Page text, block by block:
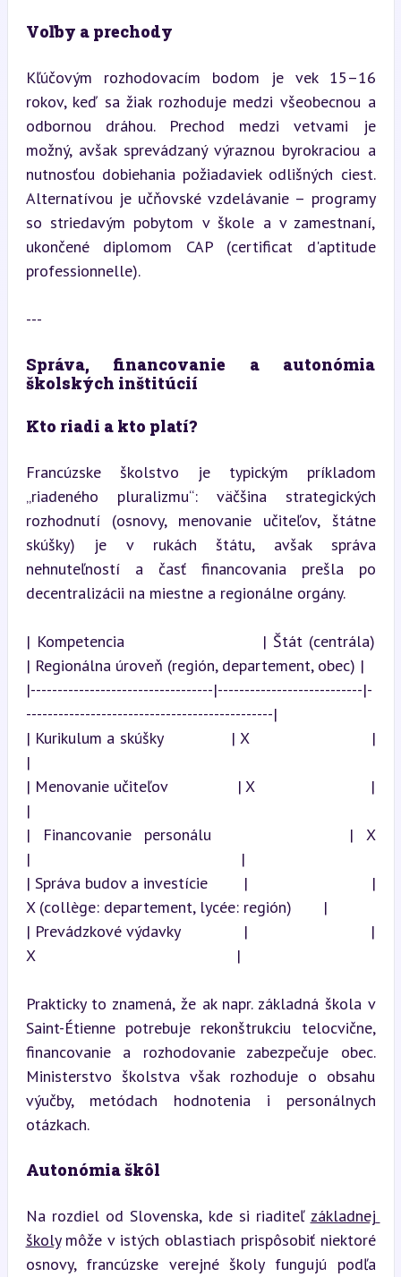
Voľby a prechody
Kľúčovým rozhodovacím bodom je vek 15–16
rokov, keď sa žiak rozhoduje medzi všeobecnou a
odbornou dráhou. Prechod medzi vetvami je
možný, avšak sprevádzaný výraznou byrokraciou a
nutnosťou dobiehania požiadaviek odlišných ciest.
Alternatívou je učňovské vzdelávanie – programy
so striedavým pobytom v škole a v zamestnaní,
ukončené diplomom CAP (certificat d'aptitude
professionnelle).
---
Správa, financovanie a autonómia
školských inštitúcií
Kto riadi a kto platí?
Francúzske školstvo je typickým príkladom
„riadeného pluralizmu“: väčšina strategických
rozhodnutí (osnovy, menovanie učiteľov, štátne
skúšky) je v rukách štátu, avšak správa
nehnuteľností a časť financovania prešla po
decentralizácii na miestne a regionálne orgány.
| Kompetencia                     | Štát (centrála)
| Regionálna úroveň (región, departement, obec) |
|----------------------------------|---------------------------|-
----------------------------------------------|
| Kurikulum a skúšky              | X                         |
|
| Menovanie učiteľov               | X                         |
|
| Financovanie personálu           | X
|                                               |
| Správa budov a investície        |                           |
X (collège: departement, lycée: región)       |
| Prevádzkové výdavky              |                           |
X                                             |
Prakticky to znamená, že ak napr. základná škola v
Saint-Étienne potrebuje rekonštrukciu telocvične,
financovanie a rozhodovanie zabezpečuje obec.
Ministerstvo školstva však rozhoduje o obsahu
výučby, metódach hodnotenia i personálnych
otázkach.
Autonómia škôl
Na rozdiel od Slovenska, kde si riaditeľ základnej
školy môže v istých oblastiach prispôsobiť niektoré
osnovy, francúzske verejné školy fungujú podľa